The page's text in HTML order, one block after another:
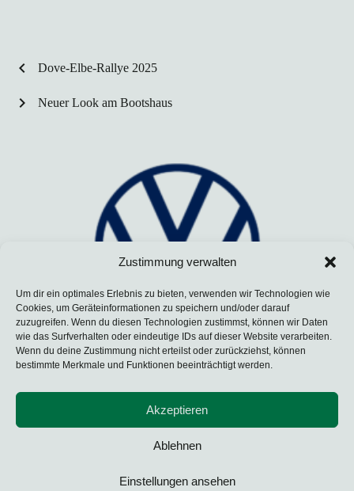
Zustimmung verwalten
Um dir ein optimales Erlebnis zu bieten, verwenden wir Technologien wie
Cookies, um Geräteinformationen zu speichern und/oder darauf
zuzugreifen. Wenn du diesen Technologien zustimmst, können wir Daten
wie das Surfverhalten oder eindeutige IDs auf dieser Website verarbeiten.
Wenn du deine Zustimmung nicht erteilst oder zurückziehst, können
bestimmte Merkmale und Funktionen beeinträchtigt werden.
Akzeptieren
Ablehnen
Einstellungen ansehen
chevron_left Dove-Elbe-Rallye 2025
Neuer Look am Bootshaus
chevron_right